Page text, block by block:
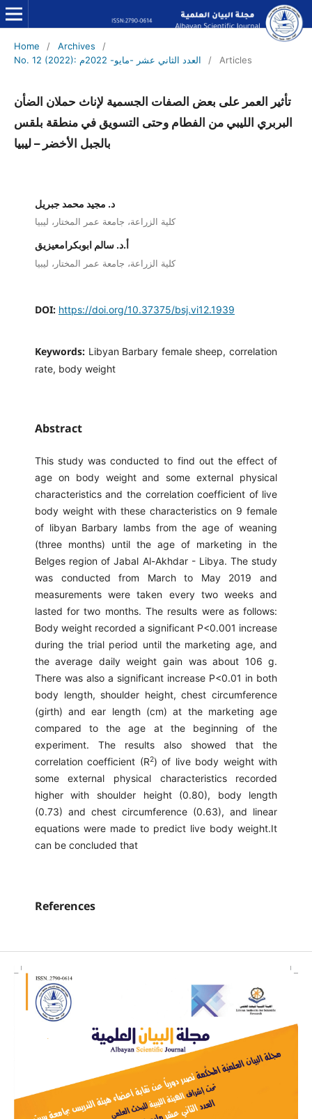
Home / Archives
/
No. 12 (2022): العدد الثاني عشر -مايو- 2022م
/ Articles
تأثير العمر على بعض الصفات الجسمية لإناث حملان الضأن
البربري الليبي من الفطام وحتى التسويق في منطقة بلقس
بالجبل الأخضر – ليبيا
د. مجيد محمد جبريل
كلية الزراعة، جامعة عمر المختار، ليبيا
أ.د. سالم ابوبكرامعيزيق
كلية الزراعة، جامعة عمر المختار، ليبيا
DOI: https://doi.org/10.37375/bsj.vi12.1939
Keywords: Libyan Barbary female sheep, correlation
rate, body weight
Abstract
This study was conducted to find out the effect of
age on body weight and some external physical
characteristics and the correlation coefficient of live
body weight with these characteristics on 9 female
of libyan Barbary lambs from the age of weaning
(three months) until the age of marketing in the
Belges region of Jabal Al-Akhdar - Libya. The study
was conducted from March to May 2019 and
measurements were taken every two weeks and
lasted for two months. The results were as follows:
Body weight recorded a significant P<0.001 increase
during the trial period until the marketing age, and
the average daily weight gain was about 106 g.
There was also a significant increase P<0.01 in both
body length, shoulder height, chest circumference
(girth) and ear length (cm) at the marketing age
compared to the age at the beginning of the
experiment. The results also showed that the
correlation coefficient (R2) of live body weight with
some external physical characteristics recorded
higher with shoulder height (0.80), body length
(0.73) and chest circumference (0.63), and linear
equations were made to predict live body weight.It
can be concluded that
References